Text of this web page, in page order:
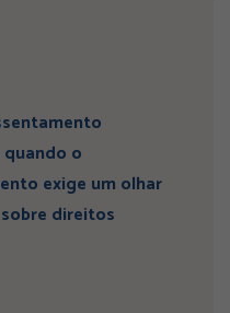
o
exige um olhar
direitos